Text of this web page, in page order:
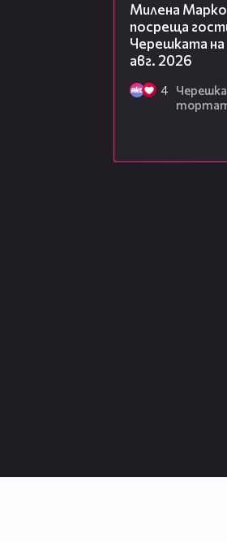
Милена
посреща
Черешката
авг. 2026
4